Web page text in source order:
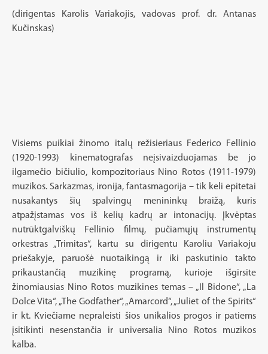
(dirigentas Karolis Variakojis, vadovas prof. dr. Antanas
Kučinskas)
Visiems puikiai žinomo italų režisieriaus Federico Fellinio
(1920-1993) kinematografas neįsivaizduojamas be jo
ilgamečio bičiulio, kompozitoriaus Nino Rotos (1911-1979)
muzikos. Sarkazmas, ironija, fantasmagorija – tik keli epitetai
nusakantys šių spalvingų menininkų braižą, kuris
atpažįstamas vos iš kelių kadrų ar intonacijų. Įkvėptas
nutrūktgalviškų Fellinio filmų, pučiamųjų instrumentų
orkestras „Trimitas“, kartu su dirigentu Karoliu Variakoju
priešakyje, paruošė nuotaikingą ir iki paskutinio takto
prikaustančią muzikinę programą, kurioje išgirsite
žinomiausias Nino Rotos muzikines temas – „Il Bidone“, „La
Dolce Vita“, „The Godfather“, „Amarcord“, „Juliet of the Spirits“
ir kt. Kviečiame nepraleisti šios unikalios progos ir patiems
įsitikinti nesenstančia ir universalia Nino Rotos muzikos
kalba.